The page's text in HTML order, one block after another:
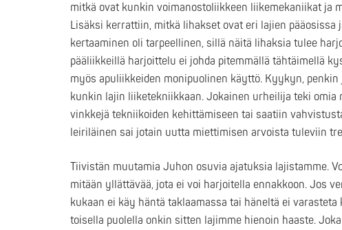
mitkä ovat kunkin voimanostoliikkeen liikemekaniikat
Lisäksi kerrattiin, mitkä lihakset ovat eri lajien
kertaaminen oli tarpeellinen, sillä näitä lihaksia tulee
pääliikkeillä harjoittelu ei johda pitemmällä tähtäimellä
myös apuliikkeiden monipuolinen käyttö. Kyykyn,
kunkin lajin liiketekniikkaan. Jokainen urheilija teki
vinkkejä tekniikoiden kehittämiseen tai saatiin
leiriläinen sai jotain uutta miettimisen arvoista tuleviin
Tiivistän muutamia Juhon osuvia ajatuksia lajistamme.
mitään yllättävää, jota ei voi harjoitella ennakkoon. Jos
kukaan ei käy häntä taklaamassa tai häneltä ei
toisella puolella onkin sitten lajimme hienoin haaste.